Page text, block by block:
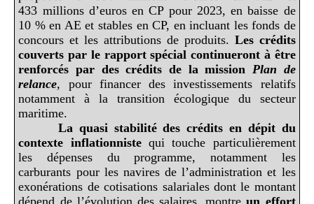
433 millions d’euros en CP pour 2023, en baisse de
10 % en AE et stables en CP, en incluant les fonds de
concours et les attributions de produits. Les crédits
couverts par le rapport spécial continueront à être
renforcés par des crédits de la mission Plan de
relance, pour financer des investissements relatifs
notamment à la transition écologique du secteur
maritime.
La quasi stabilité des crédits en dépit du
contexte inflationnistequi touche particulièrement
les dépenses du programme, notamment les
carburants pour les navires de l’administration et les
exonérations de cotisations salariales dont le montant
dépend de l’évolution des salaires, montreun effort